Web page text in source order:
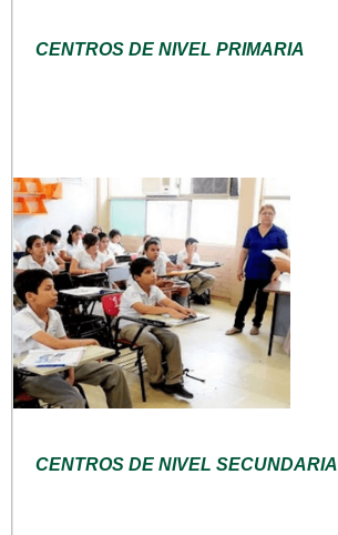
CENTROS DE NIVEL PRIMARIA
CENTROS DE NIVEL SECUNDARIA